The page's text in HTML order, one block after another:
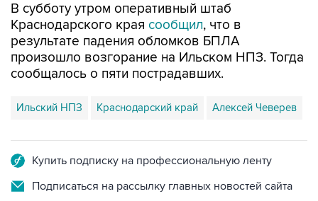
В субботу утром оперативный штаб
Краснодарского края сообщил, что в
результате падения обломков БПЛА
произошло возгорание на Ильском НПЗ. Тогда
сообщалось о пяти пострадавших.
Ильский НПЗ Краснодарский край Алексей Чеверев
Купить подписку на профессиональную ленту
Подписаться на рассылку главных новостей сайта